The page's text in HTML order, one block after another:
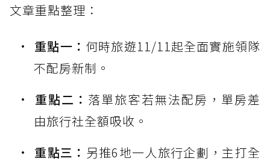
文章重點整理：
重點一： 何時旅遊11/11起全面實施領隊
不配房新制。
重點二： 落單旅客若無法配房，單房差
由旅行社全額吸收。
重點三： 另推6地一人旅行企劃，主打全